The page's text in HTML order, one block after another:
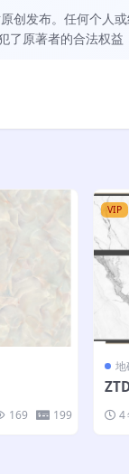
创发布。任何个人
原著者的合法权益
169 199
VIP
地
4